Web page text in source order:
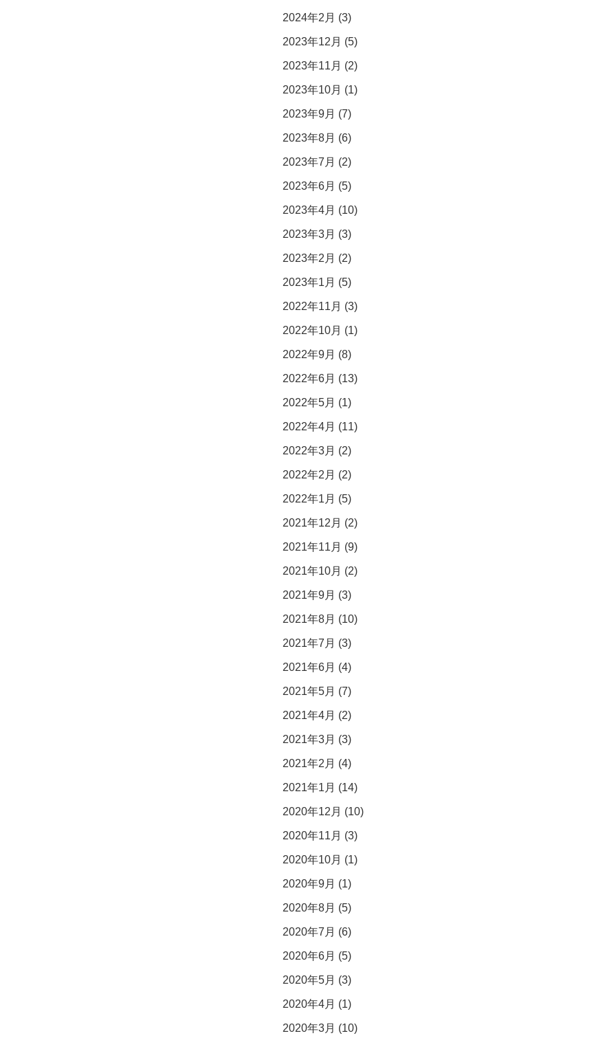
2024年2月 (3)
2023年12月 (5)
2023年11月 (2)
2023年10月 (1)
2023年9月 (7)
2023年8月 (6)
2023年7月 (2)
2023年6月 (5)
2023年4月 (10)
2023年3月 (3)
2023年2月 (2)
2023年1月 (5)
2022年11月 (3)
2022年10月 (1)
2022年9月 (8)
2022年6月 (13)
2022年5月 (1)
2022年4月 (11)
2022年3月 (2)
2022年2月 (2)
2022年1月 (5)
2021年12月 (2)
2021年11月 (9)
2021年10月 (2)
2021年9月 (3)
2021年8月 (10)
2021年7月 (3)
2021年6月 (4)
2021年5月 (7)
2021年4月 (2)
2021年3月 (3)
2021年2月 (4)
2021年1月 (14)
2020年12月 (10)
2020年11月 (3)
2020年10月 (1)
2020年9月 (1)
2020年8月 (5)
2020年7月 (6)
2020年6月 (5)
2020年5月 (3)
2020年4月 (1)
2020年3月 (10)